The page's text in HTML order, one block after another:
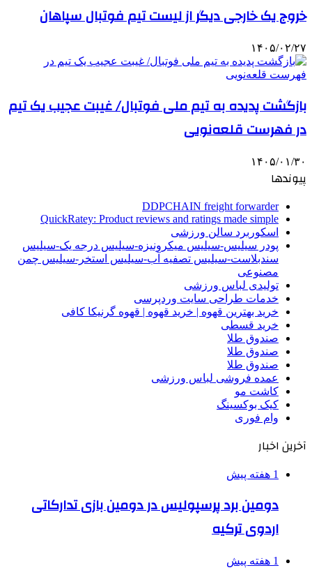
خروج یک خارجی دیگر از لیست تیم فوتبال سپاهان
۱۴۰۵/۰۲/۲۷
بازگشت پدیده به تیم ملی فوتبال/ غیبت عجیب یک تیم
در فهرست قلعه‌نویی
۱۴۰۵/۰۱/۳۰
پیوندها
DDPCHAIN freight forwarder
QuickRatey: Product reviews and ratings made simple
اسکوربرد سالن ورزشی
پودر سیلیس-سیلیس میکرونیزه-سیلیس درجه یک-سیلیس
سندبلاست-سیلیس تصفیه آب-سیلیس استخر-سیلیس چمن
مصنوعی
تولیدی لباس ورزشی
خدمات طراحی سایت وردپرسی
خرید بهترین قهوه | خرید قهوه | قهوه گرنیکا کافی
خرید قسطی
صندوق طلا
صندوق طلا
صندوق طلا
عمده فروشی لباس ورزشی
کاشت مو
کیک بوکسینگ
وام فوری
آخرین اخبار
1 هفته پیش
دومین برد پرسپولیس در دومین بازی تدارکاتی
اردوی ترکیه
1 هفته پیش